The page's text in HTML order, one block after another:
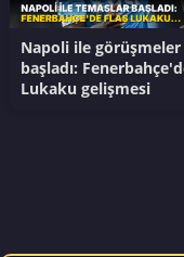
Napoli ile görüşmeler
başladı:
Lukaku gelişmesi